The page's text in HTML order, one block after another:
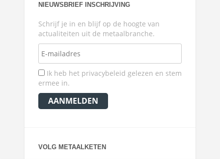
NIEUWSBRIEF INSCHRIJVING
Schrijf je in en blijf op de hoogte van
actualiteiten uit de metaalbranche.
Ik heb het privacybeleid gelezen en stem
ermee in.
VOLG METAALKETEN